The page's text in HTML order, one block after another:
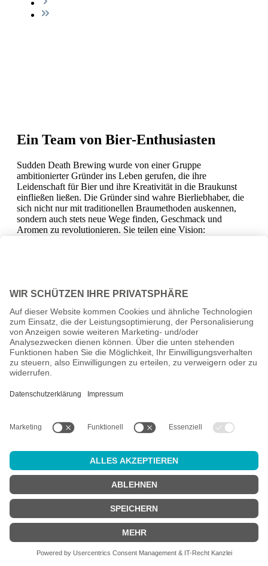
Ein Team von Bier-Enthusiasten
Sudden Death Brewing wurde von einer Gruppe
ambitionierter Gründer ins Leben gerufen, die ihre
Leidenschaft für Bier und ihre Kreativität in die Braukunst
einfließen ließen. Die Gründer sind wahre Bierliebhaber, die
sich nicht nur mit traditionellen Braumethoden auskennen,
sondern auch stets neue Wege finden, Geschmack und
Aromen zu revolutionieren. Sie teilen eine Vision:
Lübecker Bierlandschaft gemacht.
Die bekanntesten Biere von Sudden
Death Brewing – Ein Fest für die
Sinne
Die Brauerei ist bekannt für ihre Vielzahl an Biervariationen,
umfassen. Einige der beliebtesten Biere von Sudden Death
Lübecker Helles: Ein klassisches Helles mit einer
Bitterkeit.
: Ein intensives Pale Ale, das mit einer
Mischung aus tropischen Früchten und kräftigem
Hopfenaroma begeistert.
Hazedalic Daydream: Kräftiges Double NEIPA.
Ausbalanciert, intensiv, saftig - und auch etwas stark
Let Me Be Your Hero, Baby!: Wundervoll bitteres
und kerniges IPA, das man so auch an der US
Wrstküste trinken könnte
Diese Biere spiegeln nicht nur das Können der Brauerei